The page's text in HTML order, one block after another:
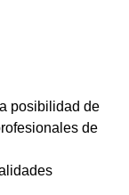
posibilidad de
de